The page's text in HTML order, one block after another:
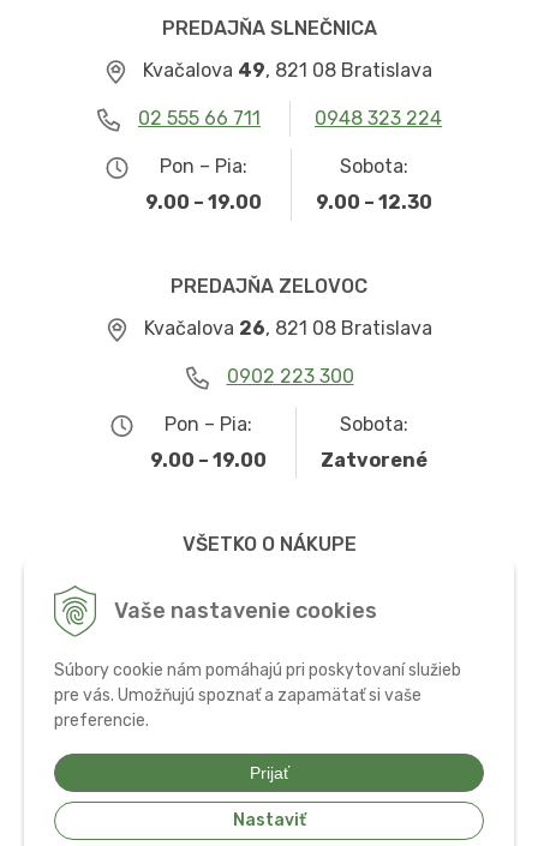
Vaše nastavenie cookies
Súbory cookie nám pomáhajú pri poskytovaní služieb
pre vás. Umožňujú spoznať a zapamätať si vaše
preferencie.
Prijať
Nastaviť
PREDAJŇA SLNEČNICA
Kvačalova 49, 821 08 Bratislava
02 555 66 711 0948 323 224
Pon – Pia:
9.00 – 19.00
Sobota:
9.00 – 12.30
PREDAJŇA ZELOVOC
Kvačalova 26, 821 08 Bratislava
0902 223 300
Pon – Pia:
9.00 – 19.00
Sobota:
Zatvorené
VŠETKO O NÁKUPE
Ochrana osobných údajov